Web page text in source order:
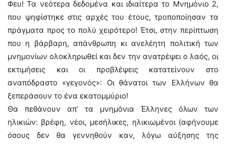
Φευ! Τα νεότερα δεδομένα και ιδιαίτερα το Μνημόνιο 2,
που ψηφίστηκε στις αρχές του έτους, τροποποίησαν τα
πράγματα προς το πολύ χειρότερο! Έτσι, στην περίπτωση
που η βάρβαρη, απάνθρωπη κι ανελέητη πολιτική των
μνημονίων ολοκληρωθεί και δεν την ανατρέψει ο λαός, οι
εκτιμήσεις και οι προβλέψεις κατατείνουν στο
αναπόδραστο «γεγονός»: Οι θάνατοι των Ελλήνων θα
ξεπεράσουν το ένα εκατομμύριο!
Θα πεθάνουν απ’ τα μνημόνια Έλληνες όλων των
ηλικιών: βρέφη, νέοι, μεσήλικες, ηλικιωμένοι (αφήνουμε
όσους δεν θα γεννηθούν καν, λόγω αύξησης της